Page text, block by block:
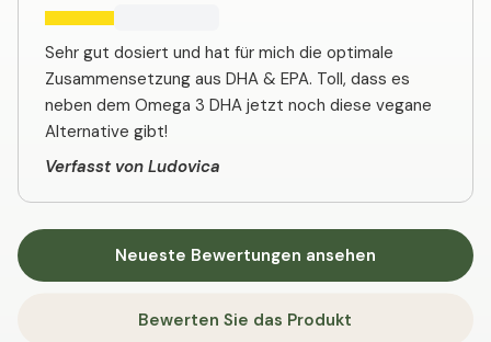
Sehr gut dosiert und hat für mich die optimale
Zusammensetzung aus DHA & EPA. Toll, dass es
neben dem Omega 3 DHA jetzt noch diese vegane
Alternative gibt!
Verfasst von Ludovica
Neueste Bewertungen ansehen
Bewerten Sie das Produkt